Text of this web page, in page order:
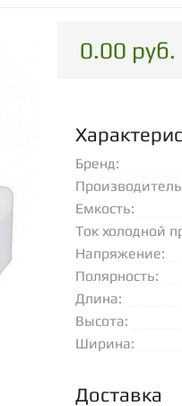
0.00 руб.
Бренд:
Емкость:
Ток холодной
(EN):
Напряжение:
Полярность:
Длина:
Высота:
Ширина:
Доставка